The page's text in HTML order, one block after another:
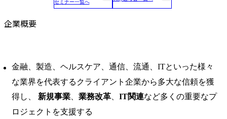
セミナー一覧へ
企業概要
金融、製造、ヘルスケア、通信、流通、ITといった様々
な業界を代表するクライアント企業から多大な信頼を獲
得し、 新規事業 業務改革 IT関連など多くの重要なプ
ロジェクトを支援する